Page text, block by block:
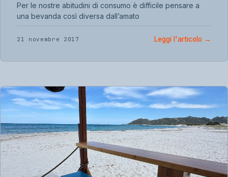
Per le nostre abitudini di consumo è difficile pensare a
una bevanda così diversa dall’amato
21 novembre 2017 Leggi l'articolo →